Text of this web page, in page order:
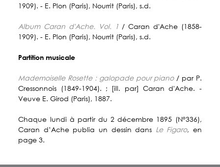
1909). - E. Plon (Paris), Nourrit (Paris), s.d.
Album Caran d'Ache. Vol. 1 / Caran d'Ache (1858-
1909). - E. Plon (Paris), Nourrit (Paris), s.d.
Partition musicale
Mademoiselle Rosette : galopade pour piano/ par P.
Cressonnois (1849-1904). ; [ill. par] Caran d'Ache. -
Veuve E. Girod (Paris), 1887.
Chaque lundi à partir du 2 décembre 1895 (N°336),
Caran d’Ache publia un dessin dans Le Figaro, en
page 3.